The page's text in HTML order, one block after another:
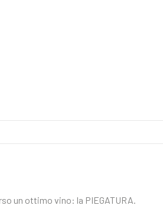
un ottimo vino: la PIEGATURA.